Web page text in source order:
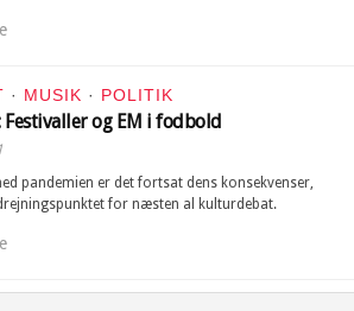
· MUSIK · POLITIK
Festivaller og EM i fodbold
pandemien er det fortsat dens konsekvenser,
for næsten al kulturdebat.